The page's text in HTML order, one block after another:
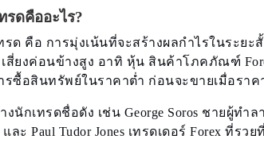
รดคืออะไร?
รด คือ การมุ่งเน้นที่จะสร้างผลกําไรในระย
สี่ยงค่อนข้างสูง อาทิ หุ้น สินค้าโภคภัณฑ์
รซื้อสินทรัพย์ในราคาต่ำ ก่อนจะขายเมื่อรา
งนักเทรดชื่อดัง เช่น George Soros ชายผู้ท
และ Paul Tudor Jones เทรดเดอร์ Forex ที่ร